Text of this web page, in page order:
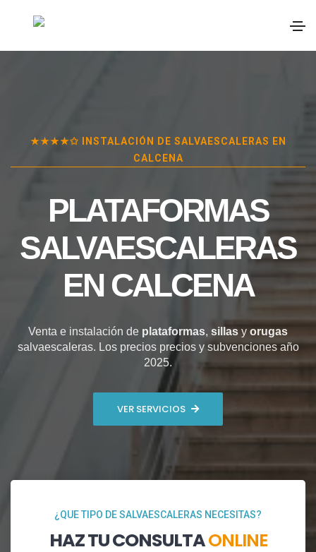
★★★★✩ INSTALACIÓN DE SALVAESCALERAS EN
CALCENA
PLATAFORMAS
SALVAESCALERAS
EN CALCENA
Venta e instalación de plataformas, sillas y orugas
salvaescaleras. Los precios precios y subvenciones año
2025.
VER SERVICIOS
¿QUE TIPO DE SALVAESCALERAS NECESITAS?
HAZ TU CONSULTAONLINE